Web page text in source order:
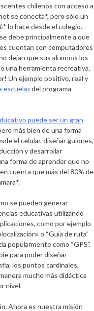
chilenos con acceso a
se conecta*, pero sólo un
* lo hace desde el colegio.
debe principalmente a que
cuentan con computadores
dejan que sus alumnos los
una herramienta recreativa,
Un ejemplo positivo, real y
escuela«del programa
puede ser un gran
más bien de una forma
el celular, diseñar guiones,
y desarrollar
forma de aprender que no
cuenta que más del 80% de
*.
se pueden generar
educativas utilizando
como por ejemplo
o “Guía de ruta”
popularmente como “GPS”.
para poderdiseñar
los puntos cardinales,
mucho más didáctica
nivel.
Ahora es nuestra misión